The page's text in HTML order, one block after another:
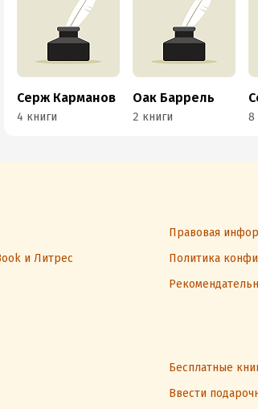
Серж Карманов
4 книги
Оак Баррель
2 книги 8
Правовая
и Литрес
Политика
Бесплатные
Ввести